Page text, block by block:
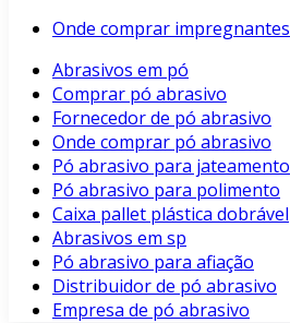
Onde comprar impregnantes
Abrasivos em pó
Comprar pó abrasivo
Fornecedor de pó abrasivo
Onde comprar pó abrasivo
Pó abrasivo para jateamento
Pó abrasivo para polimento
Caixa pallet plástica dobrável
Abrasivos em sp
Pó abrasivo para afiação
Distribuidor de pó abrasivo
Empresa de pó abrasivo